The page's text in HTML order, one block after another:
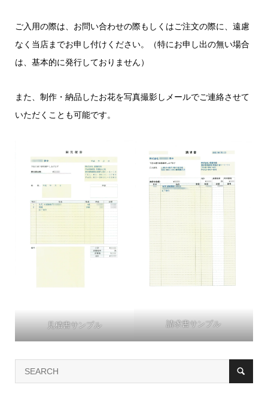
ご入用の際は、お問い合わせの際もしくはご注文の際に、遠慮
なく当店までお申し付けください。（特にお申し出の無い場合
は、基本的に発行しておりません）
また、制作・納品したお花を写真撮影しメールでご連絡させて
いただくことも可能です。
見積書サンプル 請求書サンプル